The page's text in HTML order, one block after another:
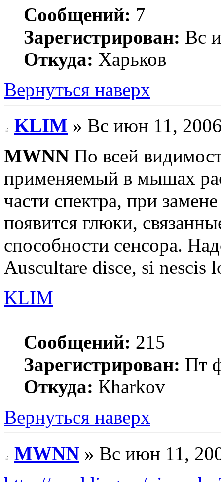
Сообщений: 7
Зарегистрирован: Вс
Откуда: Харьков
Вернуться наверх
KLIM » Вс июн 11,
MWNN По всей
применяемый в мышах
части спектра, при
появится глюки,
способности сенсора.
Auscultare disce, si nescis
KLIM
Сообщений: 215
Зарегистрирован: Пт
Откуда: Кharkov
Вернуться наверх
MWNN » Вс июн 11,